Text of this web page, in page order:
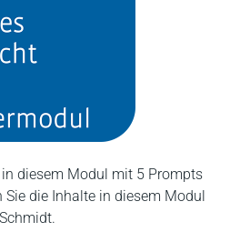
diesem Modul mit 5 Prompts
die Inhalte in diesem Modul